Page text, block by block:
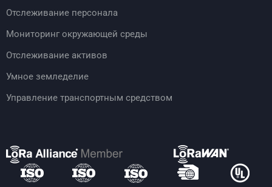
Отслеживание персонала
Мониторинг окружающей среды
Отслеживание активов
Умное земледелие
Управление транспортным средством